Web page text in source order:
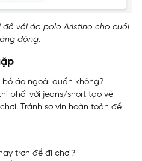
với áo polo Aristino cho cuối
động.
áo ngoài quần không?
phối với jeans/short tạo vẻ
Tránh sơ vin hoàn toàn để
trơn để đi chơi?